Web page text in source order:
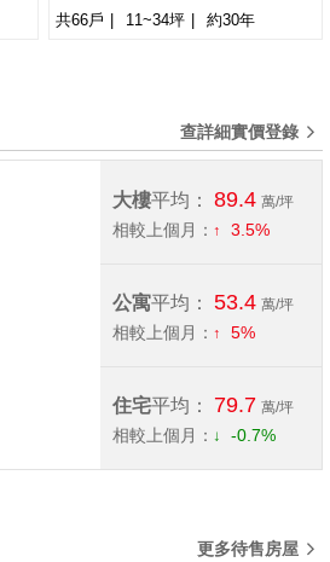
共66戶 11~34坪 約30年
查詳細實價登錄
大樓平均： 89.4 萬/坪
相較上個月： 3.5%
公寓平均： 53.4 萬/坪
相較上個月： 5%
住宅平均： 79.7 萬/坪
相較上個月： -0.7%
更多待售房屋